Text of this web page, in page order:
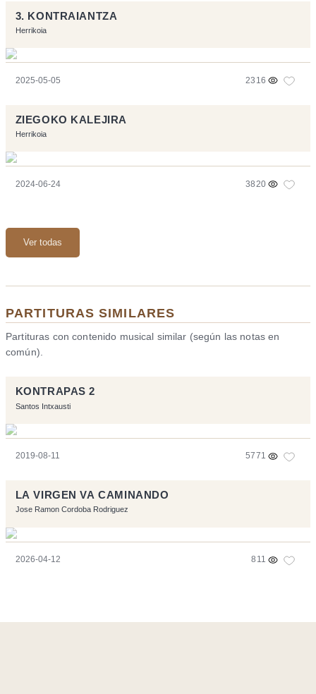
3. KONTRAIANTZA
Herrikoia
2025-05-05 2316
ZIEGOKO KALEJIRA
Herrikoia
2024-06-24 3820
Ver todas
PARTITURAS SIMILARES
Partituras con contenido musical similar (según las notas en
común).
KONTRAPAS 2
Santos Intxausti
2019-08-11 5771
LA VIRGEN VA CAMINANDO
Jose Ramon Cordoba Rodriguez
2026-04-12 811